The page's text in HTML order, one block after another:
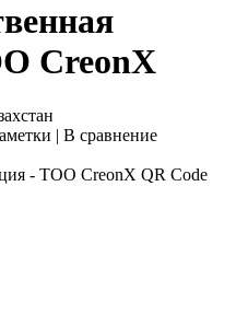
CreonX
| В сравнение